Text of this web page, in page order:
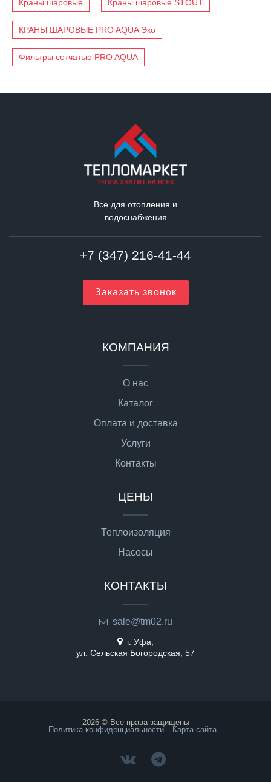
Краны шаровые Краны шаровые STOUT
КРАНЫ ШАРОВЫЕ PRO AQUA Эко
Фильтры сетчатые PRO AQUA
Все для отопления и
водоснабжения
+7 (347) 216-41-44
Заказать звонок
КОМПАНИЯ
О нас
Каталог
Оплата и доставка
Услуги
Контакты
ЦЕНЫ
Теплоизоляция
Насосы
КОНТАКТЫ
sale@tm02.ru
г. Уфа,
ул. Сельская Богородская, 57
2026 © Все права защищены
Политика конфиденциальности
Карта сайта